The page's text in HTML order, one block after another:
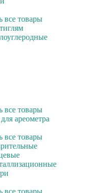
все товары
все товары
ареометра
все товары
все товары